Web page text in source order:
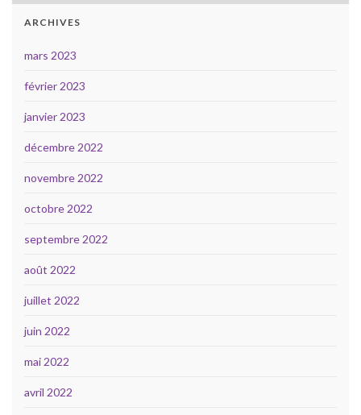
ARCHIVES
mars 2023
février 2023
janvier 2023
décembre 2022
novembre 2022
octobre 2022
septembre 2022
août 2022
juillet 2022
juin 2022
mai 2022
avril 2022